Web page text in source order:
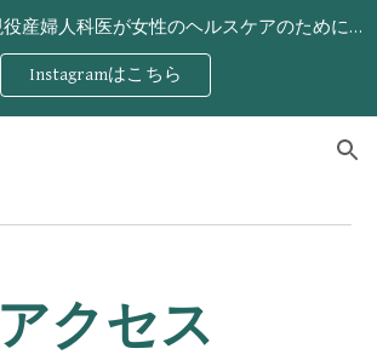
Ayurveda Universe 現役産婦人科医が女性のヘルスケアのために立ち上げたアーユルヴェーダサロン
Instagramはこちら
アクセス